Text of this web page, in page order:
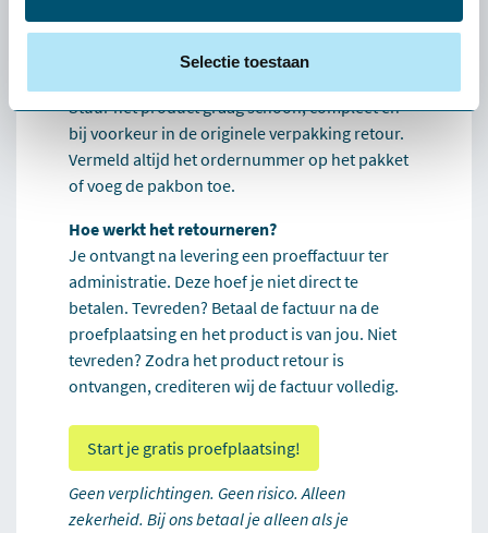
Selectie toestaan
(zoals een muis of toetsenbord): stuur het
pakket via een pakketservice naar keuze retour.
Stuur het product graag schoon, compleet en
bij voorkeur in de originele verpakking retour.
Vermeld altijd het ordernummer op het pakket
of voeg de pakbon toe.
Hoe werkt het retourneren?
Je ontvangt na levering een proeffactuur ter
administratie. Deze hoef je niet direct te
betalen. Tevreden? Betaal de factuur na de
proefplaatsing en het product is van jou. Niet
tevreden? Zodra het product retour is
ontvangen, crediteren wij de factuur volledig.
Start je gratis proefplaatsing!
Geen verplichtingen. Geen risico. Alleen
zekerheid. Bij ons betaal je alleen als je